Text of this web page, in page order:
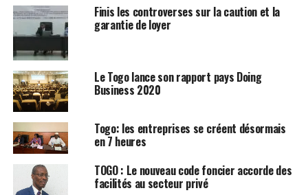
Finis les controverses sur la caution et la
garantie de loyer
Le Togo lance son rapport pays Doing
Business 2020
Togo: les entreprises se créent désormais
en 7 heures
TOGO : Le nouveau code foncier accorde des
facilités au secteur privé